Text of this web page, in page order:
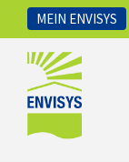
MEIN ENVISYS